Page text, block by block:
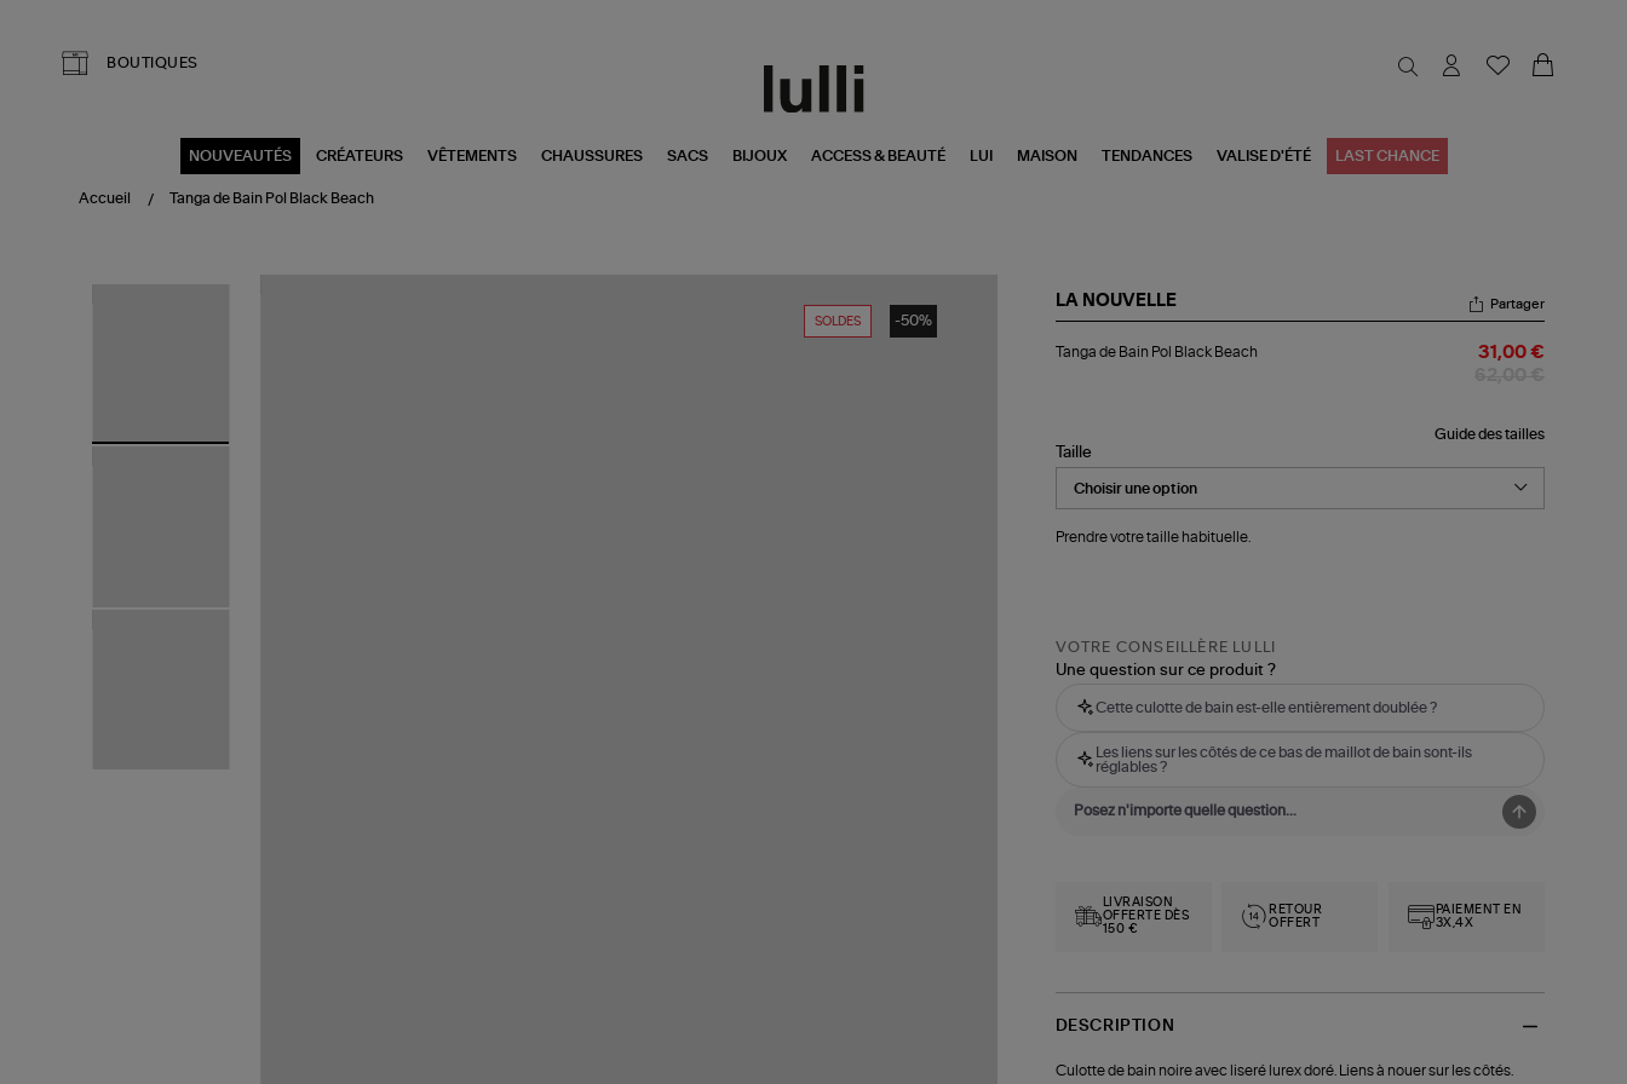
BOUTIQUES
NOUVEAUTÉS CRÉATEURS VÊTEMENTS CHAUSSURES SACS BIJOUX ACCESS & BEAUTÉ LUI MAISON TENDANCES VALISE D'ÉTÉ LAST CHANCE
Accueil Tanga de Bain Pol Black Beach
SOLDES -50%
LA NOUVELLE
de
Partager
Tanga de Bain Pol Black Beach 31,00 €
Guide des tailles
Taille
Prendre votre taille habituelle.
VOTRE CONSEILLÈRE LULLI
Une question sur ce produit ?
Cette culotte de bain est-elle entièrement doublée ?
Les liens sur les côtés de ce bas de maillot de bain sont-ils
réglables ?
LIVRAISON
OFFERTE DÈS
150 €
RETOUR
OFFERT
PAIEMENT EN
3X,4X
DESCRIPTION
Culotte de bain noire avec liseré lurex doré. Liens à nouer sur les côtés.